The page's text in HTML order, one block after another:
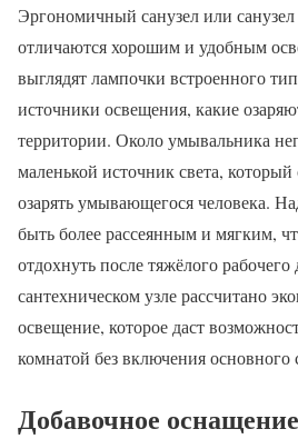
Эргономичный санузел или
отличаются хорошим и удобным
выглядят лампочки встроенного
источники освещения, какие
территории. Около умывальника
маленькой источник света, который
озарять умывающегося человека.
быть более рассеянным и мягким,
отдохнуть после тяжёлого
сантехническом узле рассчитано
освещение, которое даст
комнатой без включения основного
Добавочное оснащение